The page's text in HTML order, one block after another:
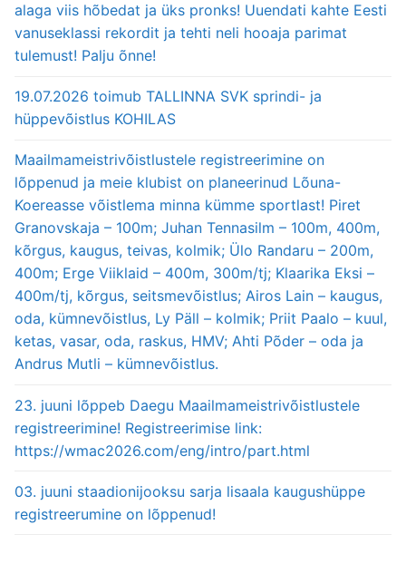
alaga viis hõbedat ja üks pronks! Uuendati kahte Eesti
vanuseklassi rekordit ja tehti neli hooaja parimat
tulemust! Palju õnne!
19.07.2026 toimub TALLINNA SVK sprindi- ja
hüppevõistlus KOHILAS
Maailmameistrivõistlustele registreerimine on
lõppenud ja meie klubist on planeerinud Lõuna-
Koereasse võistlema minna kümme sportlast! Piret
Granovskaja – 100m; Juhan Tennasilm – 100m, 400m,
kõrgus, kaugus, teivas, kolmik; Ülo Randaru – 200m,
400m; Erge Viiklaid – 400m, 300m/tj; Klaarika Eksi –
400m/tj, kõrgus, seitsmevõistlus; Airos Lain – kaugus,
oda, kümnevõistlus, Ly Päll – kolmik; Priit Paalo – kuul,
ketas, vasar, oda, raskus, HMV; Ahti Põder – oda ja
Andrus Mutli – kümnevõistlus.
23. juuni lõppeb Daegu Maailmameistrivõistlustele
registreerimine! Registreerimise link:
https://wmac2026.com/eng/intro/part.html
03. juuni staadionijooksu sarja lisaala kaugushüppe
registreerumine on lõppenud!